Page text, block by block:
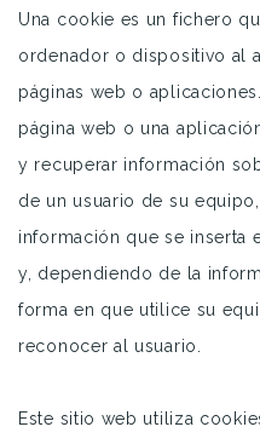
Una cookie es un fichero
ordenador o dispositivo al
páginas web o
página web o una
y recuperar información
de un usuario de su
información que se inserta
y, dependiendo de la
forma en que utilice su
reconocer al usuario.
Este sitio web utiliza